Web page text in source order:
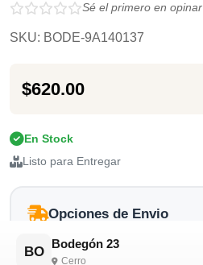
BO
Bodegón 23
Cerro
Sé el primero en opinar
SKU: BODE-9A140137
$620.00
En Stock
Listo para Entregar
Opciones de Envio
1 Ubicacion